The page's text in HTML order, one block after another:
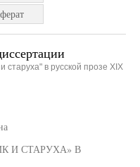
старуха" в русской прозе XIX
И СТАРУХА» В